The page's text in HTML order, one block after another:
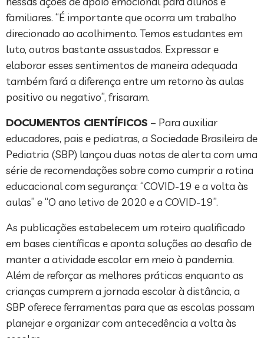
familiares. “É importante que ocorra um trabalho
direcionado ao acolhimento. Temos estudantes em
luto, outros bastante assustados. Expressar e
elaborar esses sentimentos de maneira adequada
também fará a diferença entre um retorno às aulas
positivo ou negativo”, frisaram.
DOCUMENTOS CIENTÍFICOS – Para auxiliar
educadores, pais e pediatras, a Sociedade Brasileira de
Pediatria (SBP) lançou duas notas de alerta com uma
série de recomendações sobre como cumprir a rotina
educacional com segurança: “COVID-19 e a volta às
aulas” e “O ano letivo de 2020 e a COVID-19”.
As publicações estabelecem um roteiro qualificado
em bases científicas e aponta soluções ao desafio de
manter a atividade escolar em meio à pandemia.
Além de reforçar as melhores práticas enquanto as
crianças cumprem a jornada escolar à distância, a
SBP oferece ferramentas para que as escolas possam
planejar e organizar com antecedência a volta às